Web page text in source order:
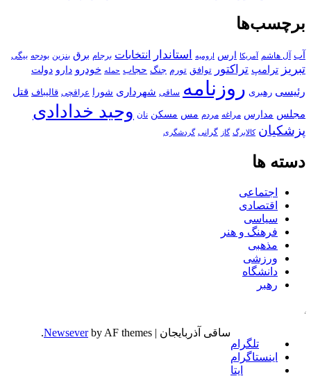
برچسب‌ها
آب آل هاشم آمریکا ارس ارومیه استاندار انتخابات برجام برق بنزین بودجه بیگی
تبریز ترامپ تراکتور توافق تورم جنگ حجاب حمله خودرو دارو دولت
رئیسی رهبری روزنامه ساقی شهرداری شورا عراقچی قالیباف قتل
مجلس مدارس مراغه مردم مس مسکن نان وحید خدادادی
پزشکیان کالابرگ گاز گرانی گردشگری
دسته ها
اجتماعی
اقتصادی
سیاسی
فرهنگ و هنر
مذهبی
ورزشی
دانشگاه
رهبر
تلگرام
اینستاگرام
ایتا
ساقی آذربایجان |
Newseverby AF themes.